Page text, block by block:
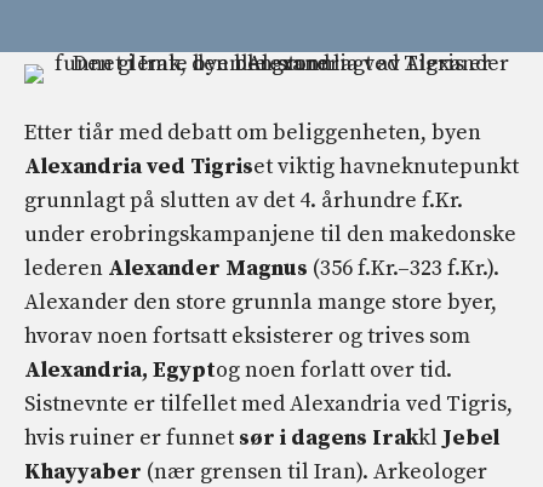
Etter tiår med debatt om beliggenheten, byen
Alexandria ved Tigriset viktig havneknutepunkt
grunnlagt på slutten av det 4. århundre f.Kr.
under erobringskampanjene til den makedonske
lederen Alexander Magnus (356 f.Kr.–323 f.Kr.).
Alexander den store grunnla mange store byer,
hvorav noen fortsatt eksisterer og trives som
Alexandria, Egyptog noen forlatt over tid.
Sistnevnte er tilfellet med Alexandria ved Tigris,
hvis ruiner er funnet sør i dagens Irakkl Jebel
Khayyaber (nær grensen til Iran). Arkeologer